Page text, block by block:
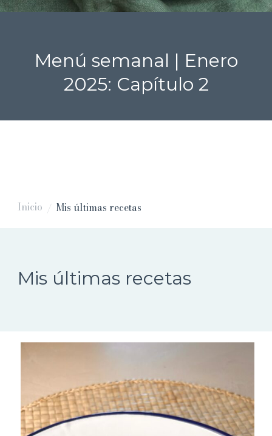
Menú semanal | Enero
2025: Capítulo 2
Inicio / Mis últimas recetas
Mis últimas recetas